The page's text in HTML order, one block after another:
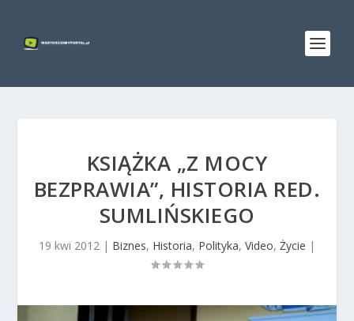
KSIĄŻKA „Z MOCY
BEZPRAWIA”, HISTORIA RED.
SUMLIŃSKIEGO
19 kwi 2012 | Biznes, Historia, Polityka, Video, Życie |